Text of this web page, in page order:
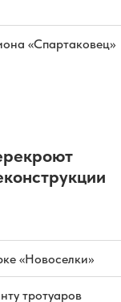
«Спартаковец»
«Новоселки»
тротуаров